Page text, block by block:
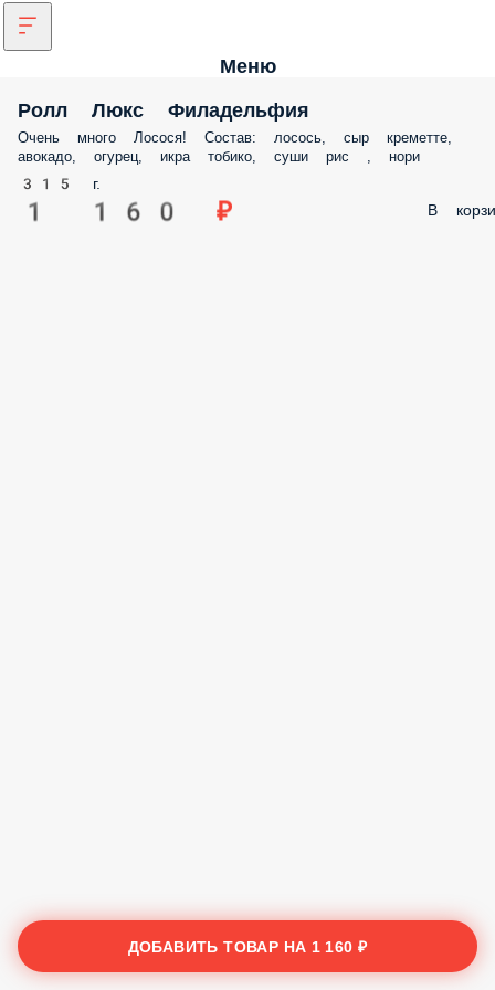
Меню
Ролл Люкс Филадельфия
Очень много Лосося! Состав: лосось, сыр креметте,
авокадо, огурец, икра тобико, суши рис , нори
315 г.
1 160 ₽ В
ДОБАВИТЬ ТОВАР НА 1 160 ₽